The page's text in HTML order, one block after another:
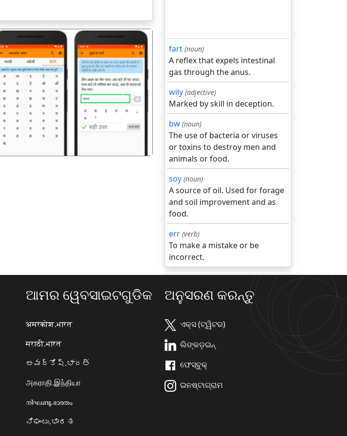
अगला
fart (noun)
A reflex that expels intestinal
gas through the anus.
wily (adjective)
Marked by skill in deception.
bw (noun)
The use of bacteria or viruses
or toxins to destroy men and
animals or food.
soy (noun)
A source of oil. Used for forage
and soil improvement and as
food.
err (verb)
To make a mistake or be
incorrect.
ଆମର ୱେବସାଇଟଗୁଡିକ
अमरकोश.भारत
मराठी.भारत
అమర్కోష్.భారత్
அகராதி.இந்தியா
നിഘണ്ടു.ഭാരതം
ನಿಘಂಟು.ಭಾರತ
ଅନୁସରଣ କରନ୍ତୁ
ଏକ୍ସ (ଟ୍ୱିଟର)
ଲିଙ୍କଡ଼ଇନ୍
ଫେସ୍ବୁକ୍
ଇନଷ୍ଟାଗ୍ରାମ